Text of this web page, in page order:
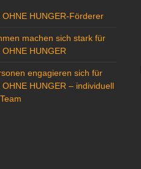
OHNE HUNGER-Förderer
machen sich stark für
HUNGER
engagieren sich für
OHNE HUNGER – individuell